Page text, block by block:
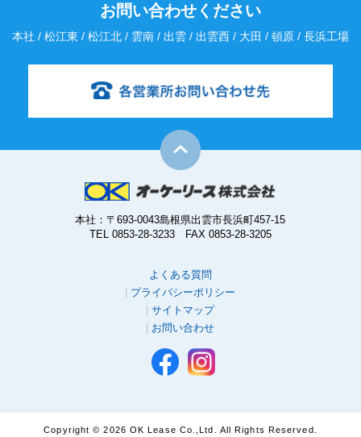
お問い合わせください
本社 / 松江東 / 松江北 / 雲南 / 出雲 / 出雲西 / 大田 / 頓原 / 長浜工場
本社：〒693-0043島根県出雲市長浜町457-15
TEL 0853-28-3233 FAX 0853-28-3205
よくある質問
プライバシーポリシー
サイトマップ
お問い合わせ
Copyright ©2026 OK Lease Co.,Ltd. All Rights Reserved.